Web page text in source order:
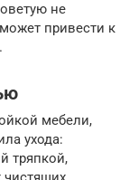
не
привести к
мебели,
ухода:
тряпкой,